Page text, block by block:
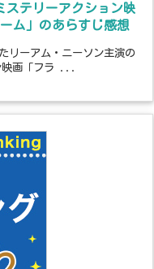
ステリーアクション映
ム」のあらすじ感想
リーアム・ニーソン主演の
映画「フラ ...